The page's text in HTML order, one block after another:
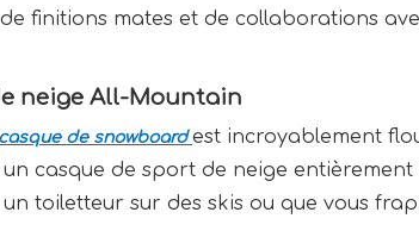
finitions mates et de collaborations
neige All-Mountain
casque de snowboardest incroyablement
casque de sport de neige
toiletteur sur des skis ou que vous